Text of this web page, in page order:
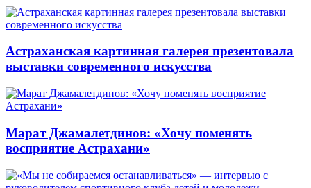
Астраханская картинная галерея презентовала
выставки современного искусства
Марат Джамалетдинов: «Хочу поменять
восприятие Астрахани»